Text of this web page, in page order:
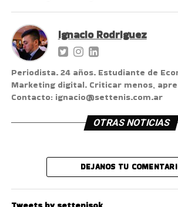
Ignacio Rodriguez
Periodista. 24 años. Estudiante de
Marketing digital. Criticar menos,
Contacto: ignacio@settenis.com.ar
OTRAS NOTICIAS
DEJANOS TU